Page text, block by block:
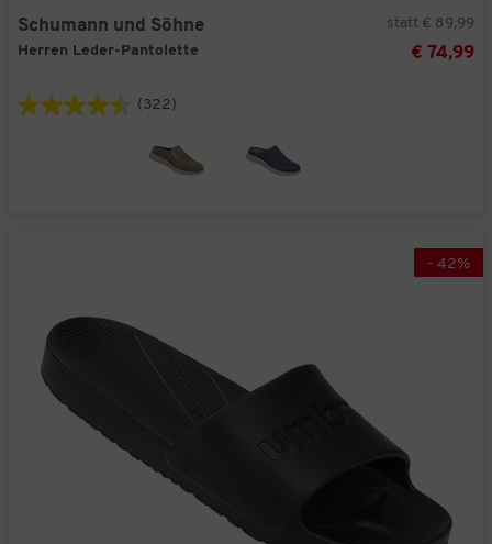
Schumann und Söhne
Herren Leder-Pantolette
statt € 89,99
€ 74,99
(322)
- 42%